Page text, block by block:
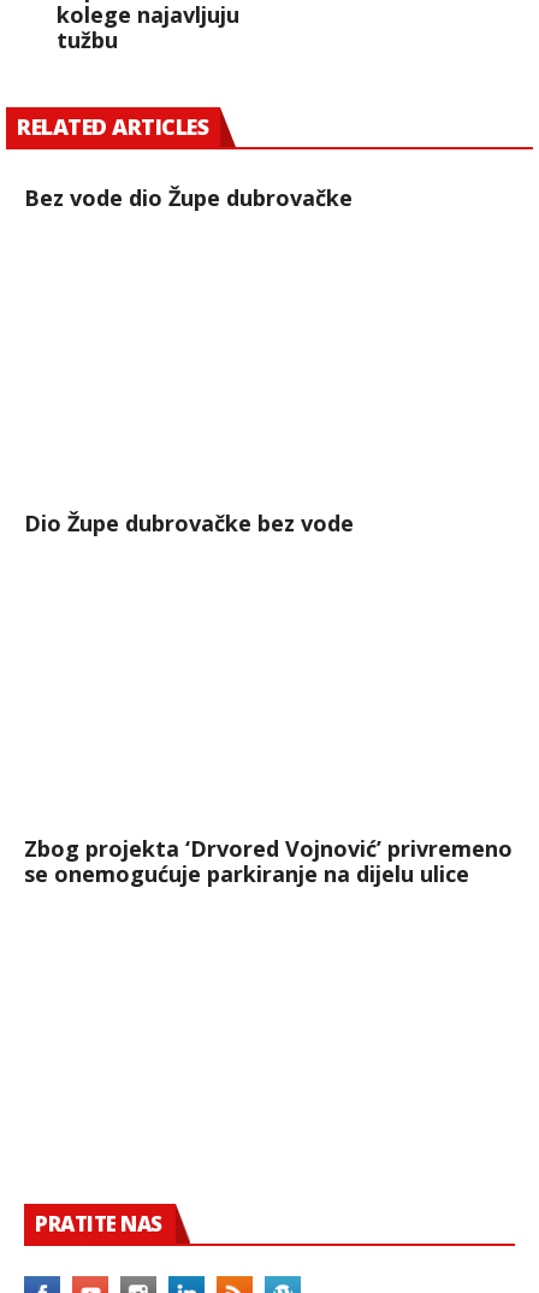
kolege najavljuju
tužbu
RELATED ARTICLES
Bez vode dio Župe dubrovačke
Dio Župe dubrovačke bez vode
Zbog projekta ‘Drvored Vojnović’ privremeno
se onemogućuje parkiranje na dijelu ulice
PRATITE NAS